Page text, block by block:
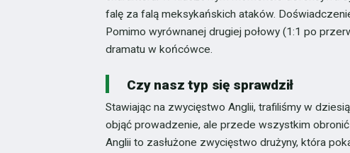
falę za falą meksykańskich ataków.
Pomimo wyrównanej drugiej połowy (1:1 po
dramatu w końcówce.
Czy nasz typ się sprawdził
Stawiając na zwycięstwo Anglii, trafiliśmy w
objąć prowadzenie, ale przede wszystkim
Anglii to zasłużone zwycięstwo drużyny, która